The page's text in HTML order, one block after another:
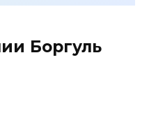
Боргуль